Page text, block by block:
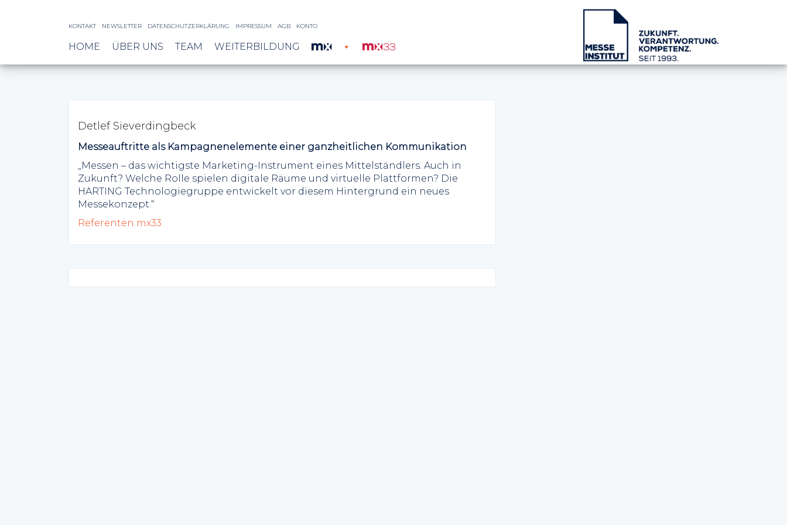
KONTAKT NEWSLETTER DATENSCHUTZERKLÄRUNG IMPRESSUM AGB KONTO
HOME ÜBER UNS TEAM WEITERBILDUNG
Detlef Sieverdingbeck
Messeauftritte als Kampagnenelemente einer ganzheitlichen Kommunikation
„Messen – das wichtigste Marketing-Instrument eines Mittelständlers. Auch in
Zukunft? Welche Rolle spielen digitale Räume und virtuelle Plattformen? Die
HARTING Technologiegruppe entwickelt vor diesem Hintergrund ein neues
Messekonzept.“
Referenten mx33